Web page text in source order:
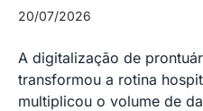
20/07/2026
A digitalização de
transformou a rotina
multiplicou o volume de